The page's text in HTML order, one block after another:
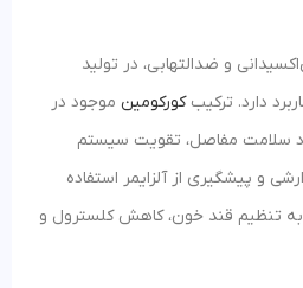
و ضدالتهابی، در تولید
دارد. ترکیبکورکومین موجود در
سلامت مفاصل، تقویت سیستم
و پیشگیری از آلزایمر استفاده
تنظیم قند خون، کاهش کلسترول و